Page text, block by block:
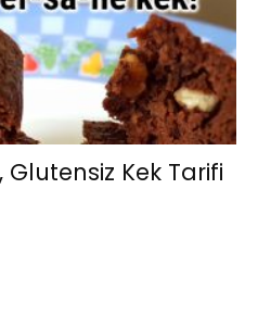
Glutensiz Kek Tarifi